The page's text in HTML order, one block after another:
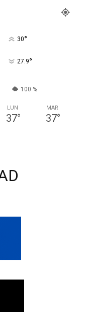
30°
27.9°
100 %
LUN
37°
MAR
37°